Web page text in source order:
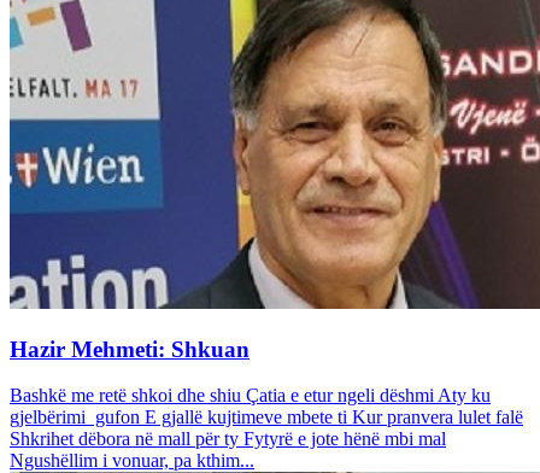
Hazir Mehmeti: Shkuan
Bashkë me retë shkoi dhe shiu Çatia e etur ngeli dëshmi Aty ku
gjelbërimi gufon E gjallë kujtimeve mbete ti Kur pranvera lulet falë
Shkrihet dëbora në mall për ty Fytyrë e jote hënë mbi mal
Ngushëllim i vonuar, pa kthim...